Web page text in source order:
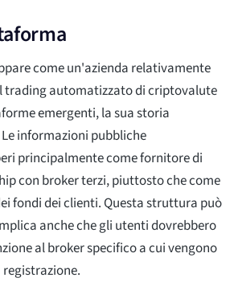
come un'azienda relativamente
trading automatizzato di criptovalute
emergenti, la sua storia
informazioni pubbliche
principalmente come fornitore di
con broker terzi, piuttosto che come
fondi dei clienti. Questa struttura può
anche che gli utenti dovrebbero
al broker specifico a cui vengono